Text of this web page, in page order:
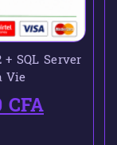
SQL Server
Vie
CFA